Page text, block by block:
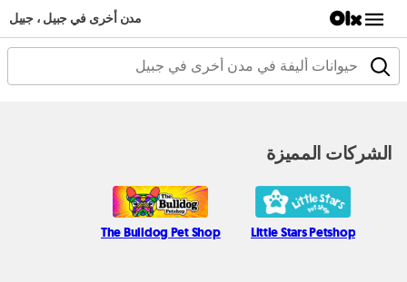
مدن أخرى في جبيل ، جبيل
الشركات المميزة
Little Stars Petshop
The Bulldog Pet Shop